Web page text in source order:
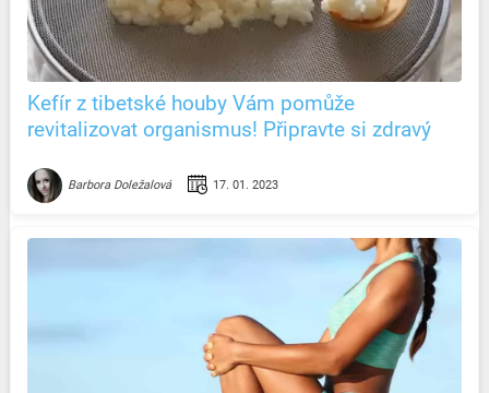
Kefír z tibetské houby Vám pomůže
revitalizovat organismus! Připravte si zdravý
Barbora Doležalová 17. 01. 2023